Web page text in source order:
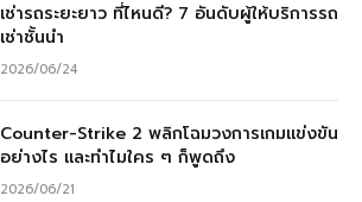
เช่ารถระยะยาว ที่ไหนดี? 7 อันดับผู้ให้บริการรถ
เช่าชั้นนำ
2026/06/24
Counter-Strike 2 พลิกโฉมวงการเกมแข่งขัน
อย่างไร และทำไมใคร ๆ ก็พูดถึง
2026/06/21